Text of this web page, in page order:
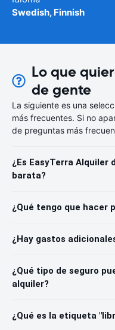
Swedish, Finnish
Lo que
de gente
La siguiente es una
más frecuentes. Si no
de preguntas más
¿Es EasyTerra Alquiler
barata?
¿Qué tengo que hacer
¿Hay gastos
¿Qué tipo de seguro
alquiler?
¿Qué es la etiqueta